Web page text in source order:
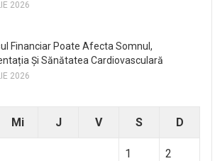
2026
Financiar Poate Afecta Somnul,
Și Sănătatea Cardiovasculară
2026
Mi J V S D
1 2